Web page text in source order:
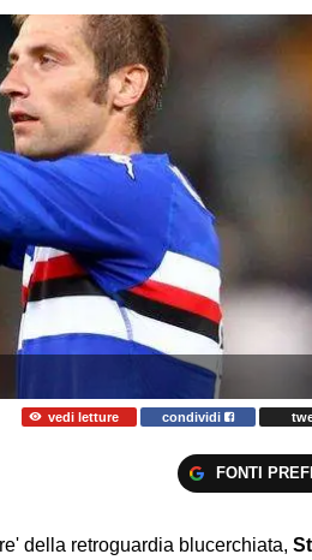
vedi letture condividi
FONTI
della retroguardia blucerchiata,